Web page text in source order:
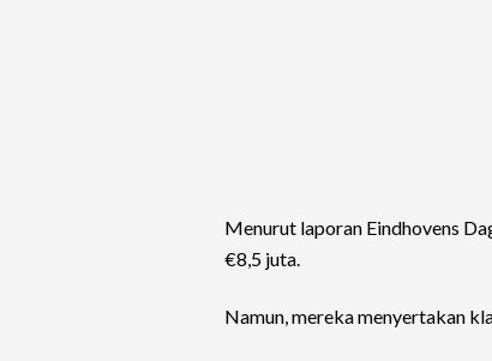
Menurut laporan Eindhovens
€8,5 juta.
Namun, mereka menyertakan